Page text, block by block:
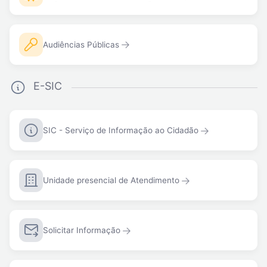
Audiências Públicas
E-SIC
SIC - Serviço de Informação ao Cidadão
Unidade presencial de Atendimento
Solicitar Informação